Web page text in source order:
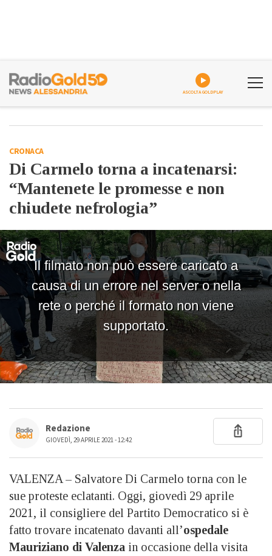
ASCOLTA GOLDPLAY
CRONACA
Di Carmelo torna a incatenarsi:
“Mantenete le promesse e non
chiudete nefrologia”
Redazione
GIOVEDÌ, 29 APRILE 2021 - 12:42
VALENZA – Salvatore Di Carmelo torna con le
sue proteste eclatanti. Oggi, giovedì 29 aprile
2021, il consigliere del Partito Democratico si è
fatto trovare incatenato davanti all’ospedale
Mauriziano di Valenza in occasione della visita